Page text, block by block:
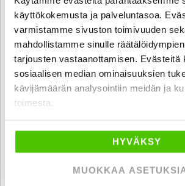
käyttökokemusta ja palveluntasoa.
varmistamme sivuston toimivuuden
mahdollistamme sinulle
tarjousten vastaanottamisen. Evästeitä
sosiaalisen median ominaisuuksien
kävijämäärän analysointiin meidän ja
toimesta.
HYVÄKSY
MUOKKAA